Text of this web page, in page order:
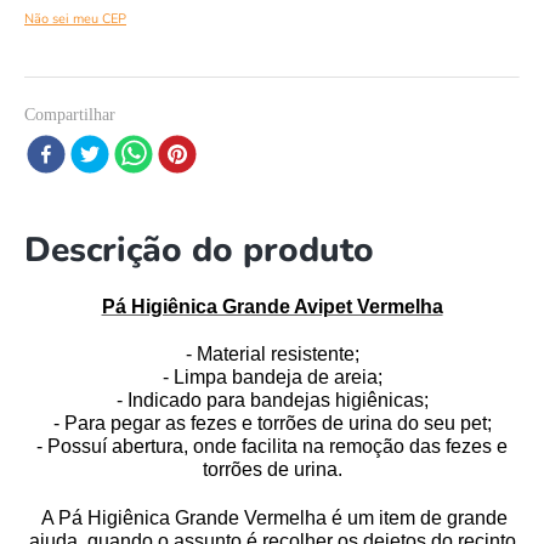
Não sei meu CEP
Compartilhar
Descrição do produto
Pá Higiênica Grande Avipet Vermelha
- Material resistente;
- Limpa bandeja de areia;
- Indicado para bandejas higiênicas;
- Para pegar as fezes e torrões de urina do seu pet;
- Possuí abertura, onde facilita na remoção das fezes e
torrões de urina.
A Pá Higiênica Grande Vermelha é um item de grande